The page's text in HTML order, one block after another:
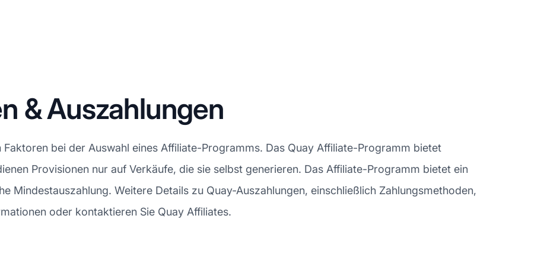
& Auszahlungen
bei der Auswahl eines Affiliate-Programms. Das Quay Affiliate-Programm bietet
Provisionen nur auf Verkäufe, die sie selbst generieren. Das Affiliate-Programm bietet ein
Mindestauszahlung. Weitere Details zu Quay-Auszahlungen, einschließlich Zahlungsmethoden,
oder kontaktieren Sie Quay Affiliates.